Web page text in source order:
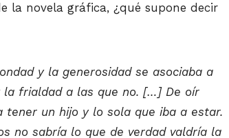
la novela gráfica, ¿qué supone decir
y la generosidad se asociaba a
la frialdad a las que no. […] De oír
tener un hijo y lo sola que iba a estar.
no sabría lo que de verdad valdría la